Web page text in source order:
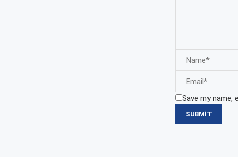
Save my name,